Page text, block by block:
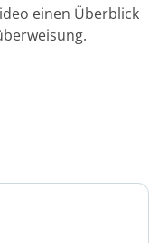
einen Überblick